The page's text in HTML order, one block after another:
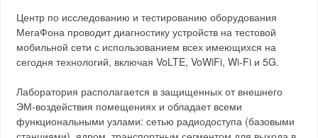
Центр по исследованию и тестированию оборудования
МегаФона проводит диагностику устройств на тестовой
мобильной сети с использованием всех имеющихся на
сегодня технологий, включая VoLTE, VoWiFi, Wi-Fi и 5G.
Лаборатория располагается в защищенных от внешнего
ЭМ-воздействия помещениях и обладает всеми
функциональными узлами: сетью радиодоступа (базовыми